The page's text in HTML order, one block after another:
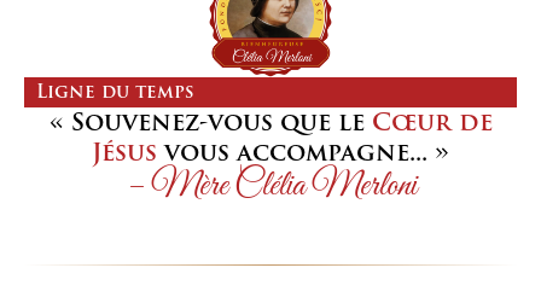
Ligne du temps
« Souvenez-vous que le Cœur de
Jésusvous accompagne... »
– Mère Clélia Merloni